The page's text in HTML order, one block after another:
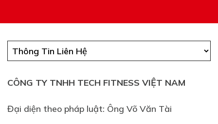
CÔNG TY TNHH TECH FITNESS VIỆT NAM
Đại diện theo pháp luật: Ông Võ Văn Tài